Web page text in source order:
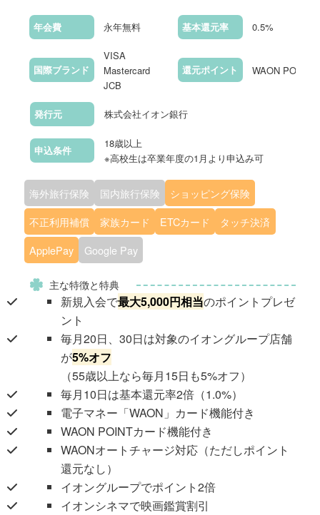
年会費 永年無料 基本還元率 0.5%
国際ブランド
VISA
Mastercard
JCB
還元ポイント WAON POINT
発行元 株式会社イオン銀行
申込条件
18歳以上
※高校生は卒業年度の1月より申込み可
海外旅行保険 国内旅行保険
ショッピング保険
不正利用補償
家族カード ETCカード
タッチ決済
ApplePay
Google Pay
主な特徴と特典
新規入会で最大5,000円相当のポイントプレゼ
ント
毎月20日、30日は対象のイオングループ店舗
が5%オフ
（55歳以上なら毎月15日も5%オフ）
毎月10日は基本還元率2倍（1.0%）
電子マネー「WAON」カード機能付き
WAON POINTカード機能付き
WAONオートチャージ対応（ただしポイント
還元なし）
イオングループでポイント2倍
イオンシネマで映画鑑賞割引